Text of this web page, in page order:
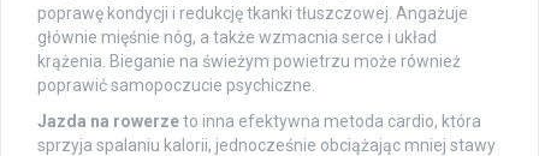
poprawę kondycji i redukcję tkanki tłuszczowej. Angażuje
głównie mięśnie nóg, a także wzmacnia serce i układ
krążenia. Bieganie na świeżym powietrzu może również
poprawić samopoczucie psychiczne.
Jazda na rowerzeto inna efektywna metoda cardio, która
sprzyja spalaniu kalorii, jednocześnie obciążając mniej stawy